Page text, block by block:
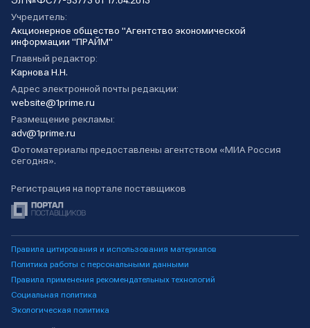
Учредитель:
Акционерное общество "Агентство экономической
информации "ПРАЙМ"
Главный редактор:
Карнова Н.Н.
Адрес электронной почты редакции:
website@1prime.ru
Размещение рекламы:
adv@1prime.ru
Фотоматериалы предоставлены агентством «МИА Россия
сегодня».
Регистрация на портале поставщиков
Правила цитирования и использования материалов
Политика работы с персональными данными
Правила применения рекомендательных технологий
Социальная политика
Экологическая политика